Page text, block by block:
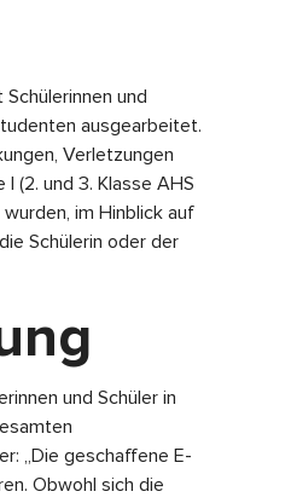
und
ausgearbeitet.
Verletzungen
(2. und 3. Klasse AHS
im Hinblick auf
Schülerin oder der
und Schüler in
„Die geschaffene E-
Obwohl sich die